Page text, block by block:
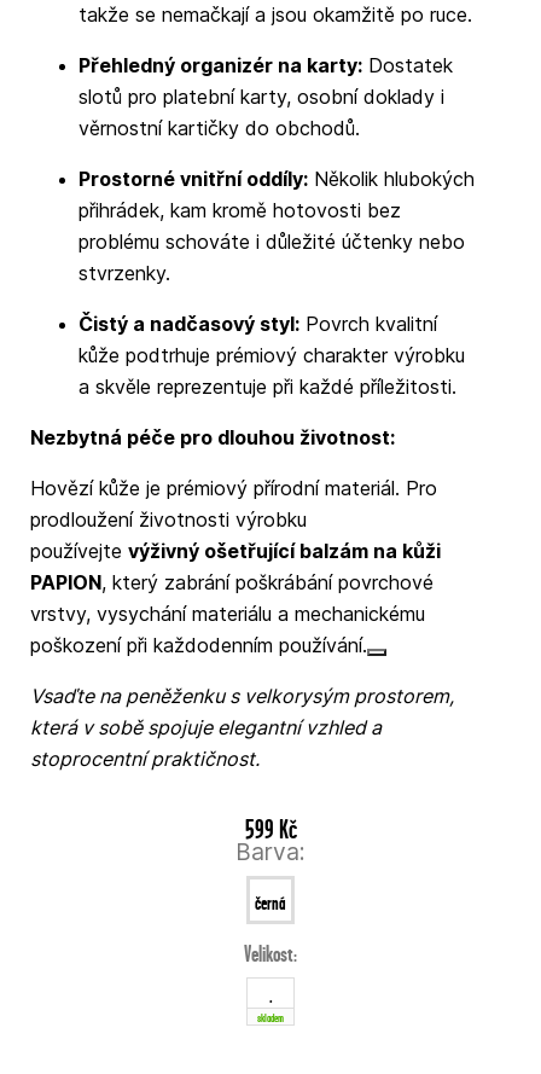
takže se nemačkají a jsou okamžitě po ruce.
Přehledný organizér na karty:Dostatek
slotů pro platební karty, osobní doklady i
věrnostní kartičky do obchodů.
Prostorné vnitřní oddíly:Několik hlubokých
přihrádek, kam kromě hotovosti bez
problému schováte i důležité účtenky nebo
stvrzenky.
Čistý a nadčasový styl:Povrch kvalitní
kůže podtrhuje prémiový charakter výrobku
a skvěle reprezentuje při každé příležitosti.
Nezbytná péče pro dlouhou životnost:
Hovězí kůže je prémiový přírodní materiál. Pro
prodloužení životnosti výrobku
používejte výživný ošetřující balzám na kůži
PAPION, který zabrání poškrábání povrchové
vrstvy, vysychání materiálu a mechanickému
poškození při každodenním používání.
Vsaďte na peněženku s velkorysým prostorem,
která v sobě spojuje elegantní vzhled a
stoprocentní praktičnost.
599 Kč
Barva:
černá
Velikost:
.
skladem